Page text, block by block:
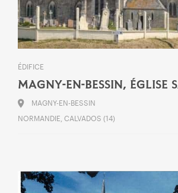
ÉDIFICE
MAGNY-EN-BESSIN, ÉGLISE
MAGNY-EN-BESSIN
NORMANDIE, CALVADOS (14)